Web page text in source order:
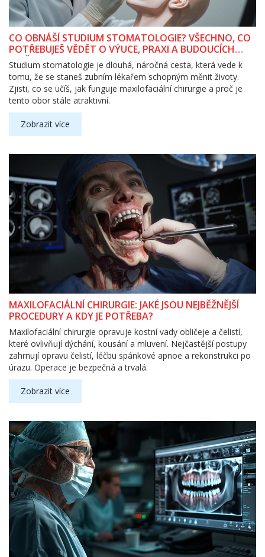
CO OBNÁŠÍ STUDIUM STOMATOLOGIE? VŠECHNO, CO
POTŘEBUJEŠ VĚDĚT O VÝUCE, PRAXI A BUDOUCÍCH
MOŽNOSTECH
Studium stomatologie je dlouhá, náročná cesta, která vede k
tomu, že se staneš zubním lékařem schopným měnit životy.
Zjisti, co se učíš, jak funguje maxilofaciální chirurgie a proč je
tento obor stále atraktivní.
Zobrazit více
MAXILOFACIÁLNÍ CHIRURGIE: JAKÉ JSOU NEJBĚŽNĚJŠÍ
PROCEDURY A KDY JE POTŘEBA?
Maxilofaciální chirurgie opravuje kostní vady obličeje a čelistí,
které ovlivňují dýchání, kousání a mluvení. Nejčastější postupy
zahrnují opravu čelistí, léčbu spánkové apnoe a rekonstrukci po
úrazu. Operace je bezpečná a trvalá.
Zobrazit více